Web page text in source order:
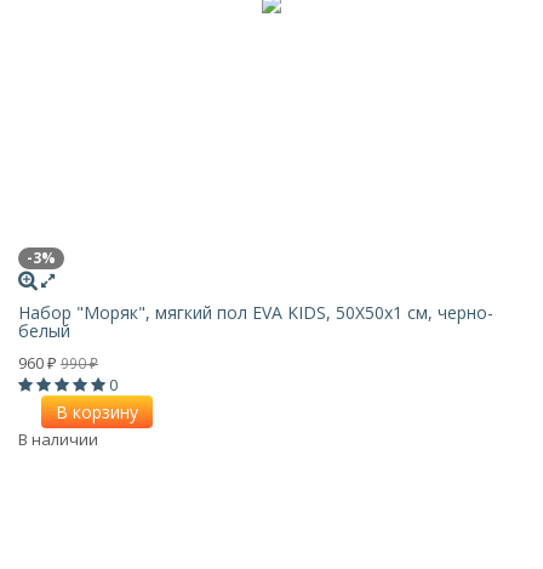
-3%
Набор "Моряк", мягкий пол EVA KIDS, 50Х50х1 см, черно-
белый
960 ₽ 990₽
0
В корзину
В наличии